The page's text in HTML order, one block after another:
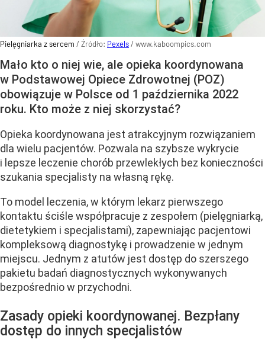
Pielęgniarka z sercem / Źródło: Pexels/ www.kaboompics.com
Mało kto o niej wie, ale opieka koordynowana
w Podstawowej Opiece Zdrowotnej (POZ)
obowiązuje w Polsce od 1 października 2022
roku. Kto może z niej skorzystać?
Opieka koordynowana jest atrakcyjnym rozwiązaniem
dla wielu pacjentów. Pozwala na szybsze wykrycie
i lepsze leczenie chorób przewlekłych bez konieczności
szukania specjalisty na własną rękę.
To model leczenia, w którym lekarz pierwszego
kontaktu ściśle współpracuje z zespołem (pielęgniarką,
dietetykiem i specjalistami), zapewniając pacjentowi
kompleksową diagnostykę i prowadzenie w jednym
miejscu. Jednym z atutów jest dostęp do szerszego
pakietu badań diagnostycznych wykonywanych
bezpośrednio w przychodni.
Zasady opieki koordynowanej. Bezpłany
dostęp do innych specjalistów